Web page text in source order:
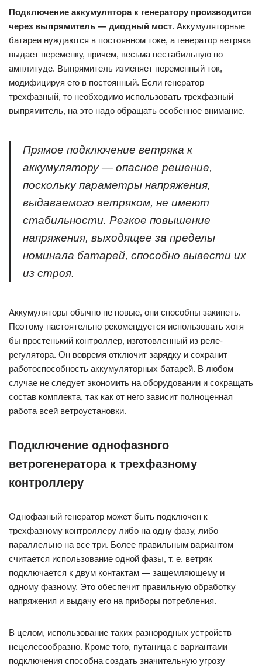
Подключение аккумулятора к генератору производится
через выпрямитель — диодный мост. Аккумуляторные
батареи нуждаются в постоянном токе, а генератор ветряка
выдает переменку, причем, весьма нестабильную по
амплитуде. Выпрямитель изменяет переменный ток,
модифицируя его в постоянный. Если генератор
трехфазный, то необходимо использовать трехфазный
выпрямитель, на это надо обращать особенное внимание.
Прямое подключение ветряка к
аккумулятору — опасное решение,
поскольку параметры напряжения,
выдаваемого ветряком, не имеют
стабильности. Резкое повышение
напряжения, выходящее за пределы
номинала батарей, способно вывести их
из строя.
Аккумуляторы обычно не новые, они способны закипеть.
Поэтому настоятельно рекомендуется использовать хотя
бы простенький контроллер, изготовленный из реле-
регулятора. Он вовремя отключит зарядку и сохранит
работоспособность аккумуляторных батарей. В любом
случае не следует экономить на оборудовании и сокращать
состав комплекта, так как от него зависит полноценная
работа всей ветроустановки.
Подключение однофазного
ветрогенератора к трехфазному
контроллеру
Однофазный генератор может быть подключен к
трехфазному контроллеру либо на одну фазу, либо
параллельно на все три. Более правильным вариантом
считается использование одной фазы, т. е. ветряк
подключается к двум контактам — защемляющему и
одному фазному. Это обеспечит правильную обработку
напряжения и выдачу его на приборы потребления.
В целом, использование таких разнородных устройств
нецелесообразно. Кроме того, путаница с вариантами
подключения способна создать значительную угрозу